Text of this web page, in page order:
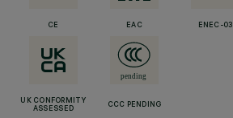
CE EAC ENEC-03
UK CONFORMITY
ASSESSED
CCC PENDING